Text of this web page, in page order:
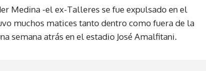
Medina -el ex-Talleres se fue expulsado en el
muchos matices tanto dentro como fuera de la
semana atrás en el estadio José Amalfitani.